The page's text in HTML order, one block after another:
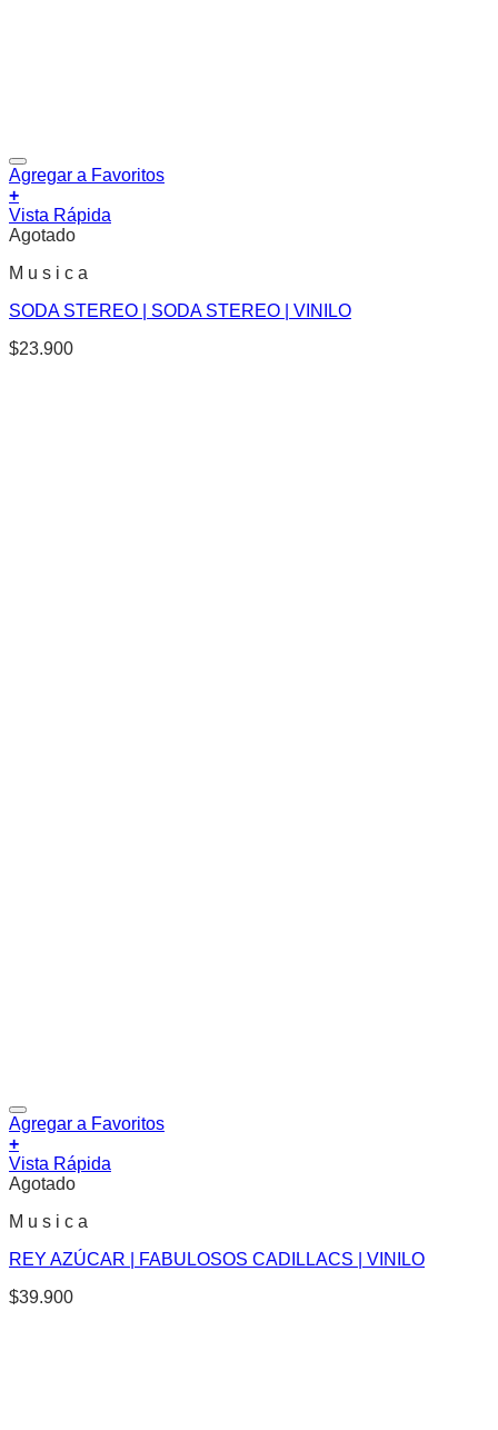
Agregar a Favoritos
+
Vista Rápida
Agotado
M u s i c a
SODA STEREO | SODA STEREO | VINILO
$23.900
Agregar a Favoritos
+
Vista Rápida
Agotado
M u s i c a
REY AZÚCAR | FABULOSOS CADILLACS | VINILO
$39.900